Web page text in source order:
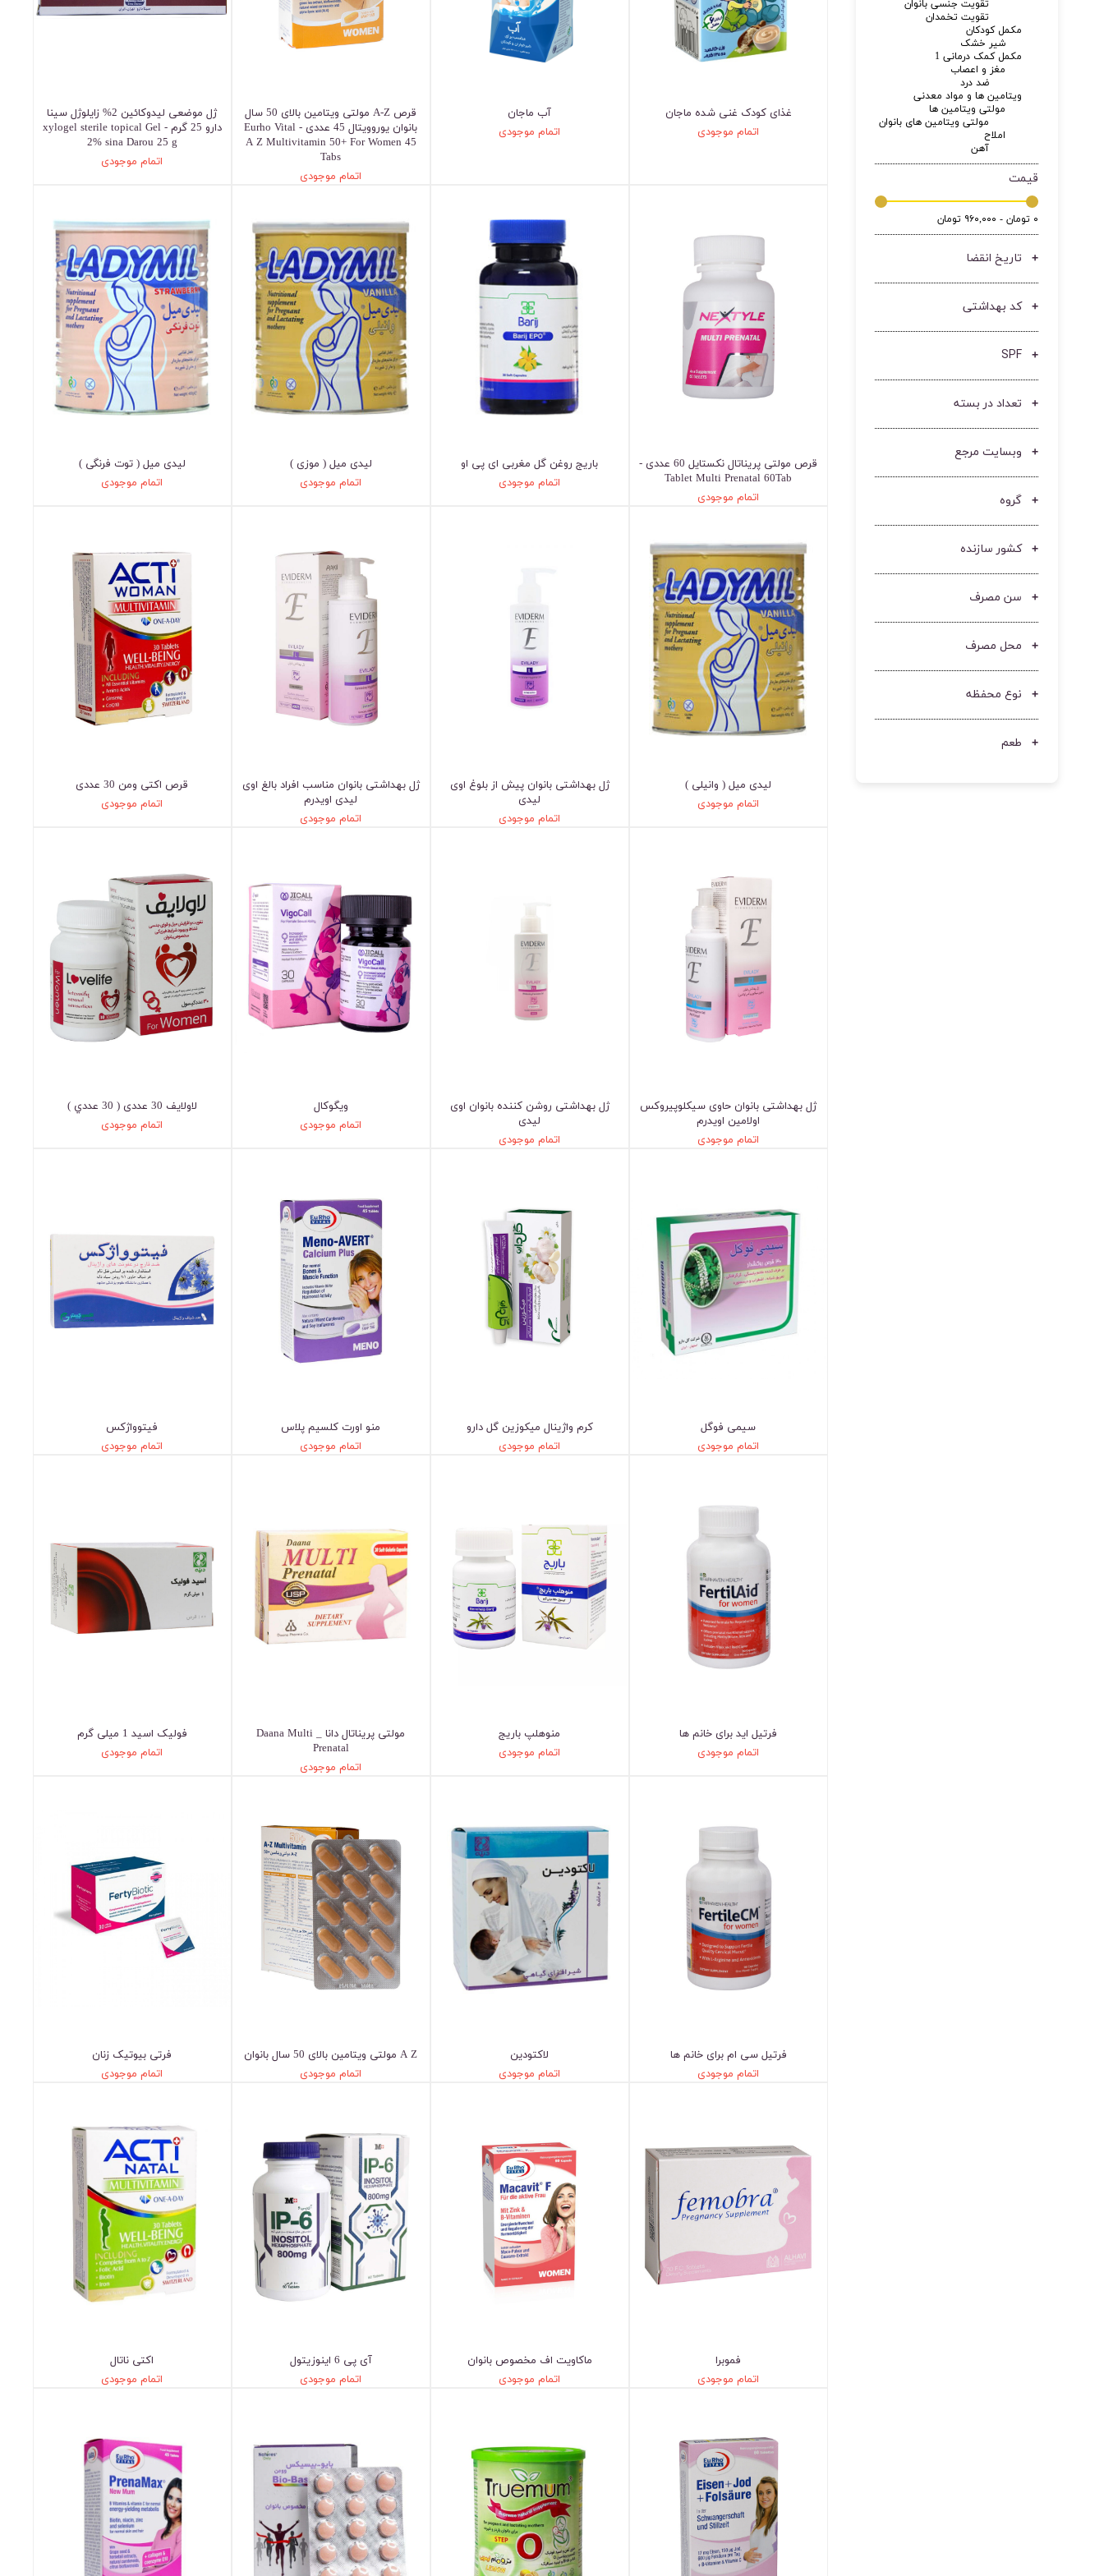
غذای کودک غنی شده ماجان
اتمام موجودی
آب ماجان
اتمام موجودی
قرص A-Z مولتی ویتامین بالای 50 سال
بانوان یوروویتال 45 عددی - Eurho Vital
A Z Multivitamin 50+ For Women 45
Tabs
اتمام موجودی
ژل موضعی لیدوکائین 2% زایلوژل سینا
دارو 25 گرم - xylogel sterile topical Gel
2% sina Darou 25 g
اتمام موجودی
قرص مولتی پریناتال نکستایل 60 عددی -
Tablet Multi Prenatal 60Tab
اتمام موجودی
باریج روغن گل مغربی ای پی او
اتمام موجودی
لیدی میل ( موزی )
اتمام موجودی
لیدی میل ( توت فرنگی )
اتمام موجودی
لیدی میل ( وانیلی )
اتمام موجودی
ژل بهداشتی بانوان پیش از بلوغ اوی
لیدی
اتمام موجودی
ژل بهداشتی بانوان مناسب افراد بالغ اوی
لیدی اویدرم
اتمام موجودی
قرص اکتی ومن 30 عددی
اتمام موجودی
ژل بهداشتی بانوان حاوی سیکلوپیروکس
اولامین اویدرم
اتمام موجودی
ژل بهداشتی روشن کننده بانوان اوی
لیدی
اتمام موجودی
ویگوکال
اتمام موجودی
لاولایف 30 عددی ( 30 عددي )
اتمام موجودی
سیمی فوگل
اتمام موجودی
کرم واژینال میکوزین گل دارو
اتمام موجودی
منو اورت کلسیم پلاس
اتمام موجودی
فیتوواژکس
اتمام موجودی
فرتیل اید برای خانم ها
اتمام موجودی
منوهلپ باریج
اتمام موجودی
مولتی پریناتال دانا _ Daana Multi
Prenatal
اتمام موجودی
فولیک اسید 1 میلی گرم
اتمام موجودی
فرتیل سی ام برای خانم ها
اتمام موجودی
لاکتودین
اتمام موجودی
A Z مولتی ویتامین بالای 50 سال بانوان
اتمام موجودی
فرتی بیوتیک زنان
اتمام موجودی
فموبرا
اتمام موجودی
ماکاویت اف مخصوص بانوان
اتمام موجودی
آی پی 6 اینوزیتول
اتمام موجودی
اکتی ناتال
اتمام موجودی
تقویت جنسی بانوان
تقویت تخمدان
مکمل کودکان
شیر خشک
مکمل کمک درمانی 1
مغز و اعصاب
ضد درد
ویتامین ها و مواد معدنی
مولتی ویتامین ها
مولتی ویتامین های بانوان
املاح
آهن
قیمت
۰ تومان - ۹۶۰,۰۰۰ تومان
تاریخ انقضا
کد بهداشتی
SPF
تعداد در بسته
وبسایت مرجع
گروه
کشور سازنده
سن مصرف
محل مصرف
نوع محفظه
طعم